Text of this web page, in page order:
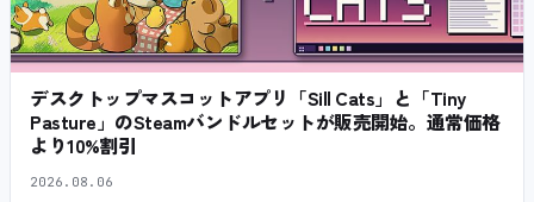
デスクトップマスコットアプリ「Sill Cats」と「Tiny
Pasture」のSteamバンドルセットが販売開始。通常価格
より10%割引
2026.08.06